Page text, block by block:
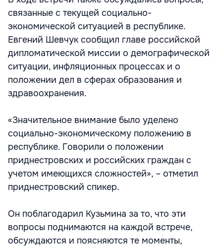
связанные с текущей социально-
экономической ситуацией в республике.
Евгений Шевчук сообщил главе российской
дипломатической миссии о демографической
ситуации, инфляционных процессах и о
положении дел в сферах образования и
здравоохранения.
«Значительное внимание было уделено
социально-экономическому положению в
республике. Говорили о положении
приднестровских и российских граждан с
учетом имеющихся сложностей», – отметил
приднестровский спикер.
Он поблагодарил Кузьмина за то, что эти
вопросы поднимаются на каждой встрече,
обсуждаются и поясняются те моменты,